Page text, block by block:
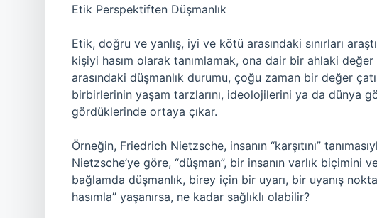
Etik Perspektiften Düşmanlık
Etik, doğru ve yanlış, iyi ve kötü arasındaki sınırları
kişiyi hasım olarak tanımlamak, ona dair bir ahlaki değer
arasındaki düşmanlık durumu, çoğu zaman bir değer
birbirlerinin yaşam tarzlarını, ideolojilerini ya da dünya
gördüklerinde ortaya çıkar.
Örneğin, Friedrich Nietzsche, insanın “karşıtını”
Nietzsche’ye göre, “düşman”, bir insanın varlık biçimini
bağlamda düşmanlık, birey için bir uyarı, bir uyanış
hasımla” yaşanırsa, ne kadar sağlıklı olabilir?